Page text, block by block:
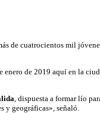
de cuatrocientos mil
de 2019 aquí en la
, dispuesta a formar lío
y geográficas», señaló.